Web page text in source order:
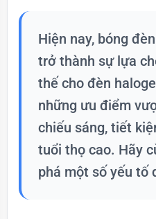
Hiện nay, bóng
trở thành sự lựa
thế cho đèn
những ưu điểm
chiếu sáng, tiết
tuổi thọ cao. Hãy
phá một số yếu tố